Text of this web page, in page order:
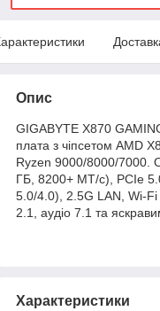
Опис
GIGABYTE X870
плата з чіпсетом AMD
Ryzen 9000/8000/7000.
ГБ, 8200+ МТ/с), PCIe
5.0/4.0), 2.5G LAN, Wi-
2.1, аудіо 7.1 та
Характеристики